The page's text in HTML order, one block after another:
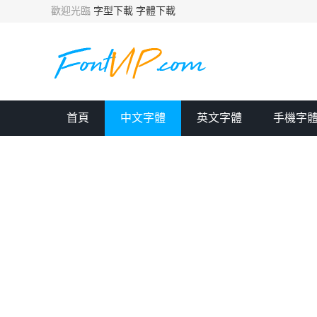
歡迎光臨 字型下載 字體下載
首頁 中文字體 英文字體 手機字